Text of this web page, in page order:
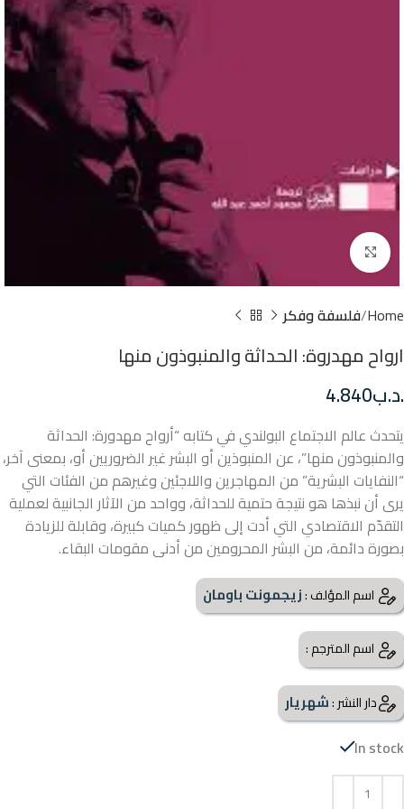
Click to enlarge
Home فلسفة وفكر
ارواح مهدروة: الحداثة والمنبوذون منها
.د.ب4.840
يتحدث عالم الاجتماع البولندي في كتابه “أرواح مهدورة: الحداثة
والمنبوذون منها”، عن المنبوذين أو البشر غير الضروريين أو، بمعنى آخر،
“النفايات البشرية” من المهاجرين واللاجئين وغيرهم من الفئات التي
يرى أن نبذها هو نتيجة حتمية للحداثة، وواحد من الآثار الجانبية لعملية
التقدّم الاقتصادي التي أدت إلى ظهور كميات كبيرة، وقابلة للزيادة
بصورة دائمة، من البشر المحرومين من أدنى مقومات البقاء.
اسم المؤلف :زيجمونت باومان
اسم المترجم :
دار النشر :شهريار
In stock